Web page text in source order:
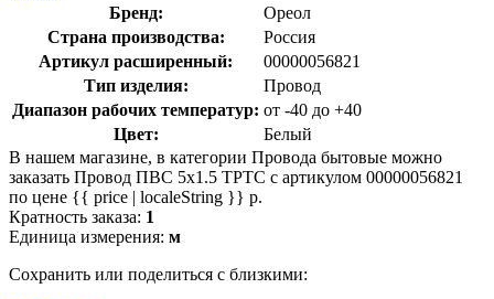
Бренд:
Ореол
Страна производства:
Россия
Артикул расширенный:
00000056821
Тип изделия:
Провод
Диапазон рабочих температур: от -40 до +40
Цвет:
Белый
В нашем магазине, в категории Провода бытовые можно
заказать Провод ПВС 5х1.5 ТРТС с артикулом 00000056821
по цене {{ price | localeString }} р.
Кратность заказа: 1
Единица измерения: м
Сохранить или поделиться с близкими: